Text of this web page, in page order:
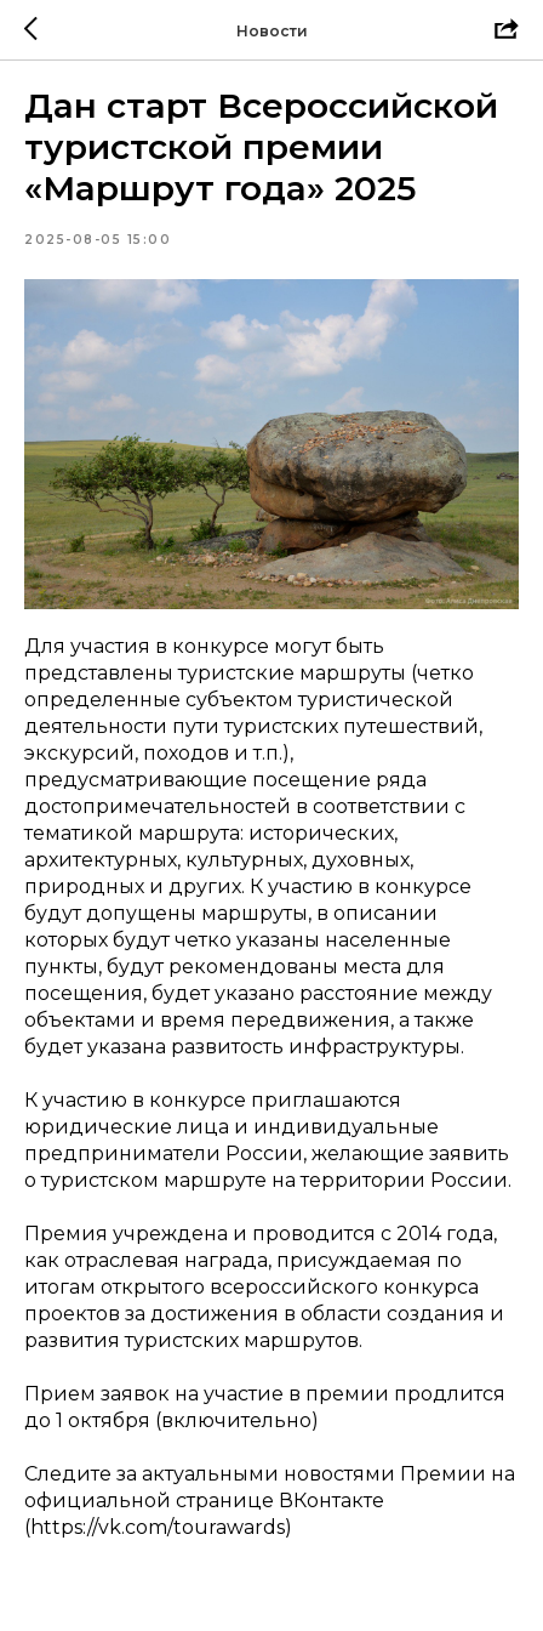
Новости
Дан старт Всероссийской
туристской премии
«Маршрут года» 2025
2025-08-05 15:00
Для участия в конкурсе могут быть
представлены туристские маршруты (четко
определенные субъектом туристической
деятельности пути туристских путешествий,
экскурсий, походов и т.п.),
предусматривающие посещение ряда
достопримечательностей в соответствии с
тематикой маршрута: исторических,
архитектурных, культурных, духовных,
природных и других. К участию в конкурсе
будут допущены маршруты, в описании
которых будут четко указаны населенные
пункты, будут рекомендованы места для
посещения, будет указано расстояние между
объектами и время передвижения, а также
будет указана развитость инфраструктуры.
К участию в конкурсе приглашаются
юридические лица и индивидуальные
предприниматели России, желающие заявить
о туристском маршруте на территории России.
Премия учреждена и проводится с 2014 года,
как отраслевая награда, присуждаемая по
итогам открытого всероссийского конкурса
проектов за достижения в области создания и
развития туристских маршрутов.
Прием заявок на участие в премии продлится
до 1 октября (включительно)
Cледите за актуальными новостями Премии на
официальной странице ВКонтакте
(https://vk.com/tourawards)